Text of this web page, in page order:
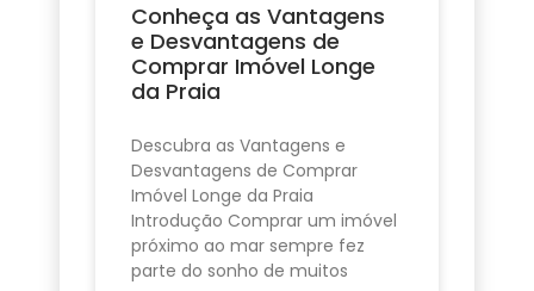
Conheça as Vantagens
e Desvantagens de
Comprar Imóvel Longe
da Praia
Descubra as Vantagens e
Desvantagens de Comprar
Imóvel Longe da Praia
Introdução Comprar um imóvel
próximo ao mar sempre fez
parte do sonho de muitos